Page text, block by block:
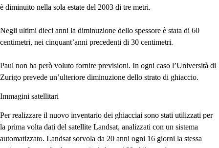
è diminuito nella sola estate del 2003 di tre metri.
Negli ultimi dieci anni la diminuzione dello spessore è stata di 60
centimetri, nei cinquant’anni precedenti di 30 centimetri.
Paul non ha però voluto fornire previsioni. In ogni caso l’Università di
Zurigo prevede un’ulteriore diminuzione dello strato di ghiaccio.
Immagini satellitari
Per realizzare il nuovo inventario dei ghiacciai sono stati utilizzati per
la prima volta dati del satellite Landsat, analizzati con un sistema
automatizzato. Landsat sorvola da 20 anni ogni 16 giorni la stessa